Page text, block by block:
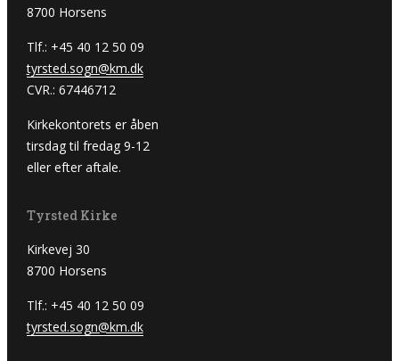
8700 Horsens
Tlf.: +45 40 12 50 09
tyrsted.sogn@km.dk
CVR.: 67446712
Kirkekontorets er åben
tirsdag til fredag 9-12
eller efter aftale.
Tyrsted Kirke
Kirkevej 30
8700 Horsens
Tlf.: +45 40 12 50 09
tyrsted.sogn@km.dk